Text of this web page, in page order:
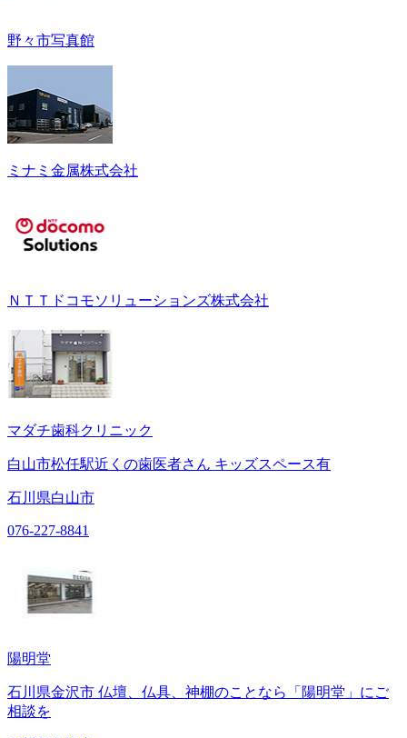
野々市写真館
ミナミ金属株式会社
ＮＴＴドコモソリューションズ株式会社
マダチ歯科クリニック
白山市松任駅近くの歯医者さん キッズスペース有
石川県白山市
076-227-8841
陽明堂
石川県金沢市 仏壇、仏具、神棚のことなら「陽明堂」にご
相談を